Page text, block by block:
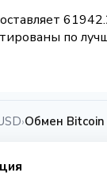
по
›Обмен